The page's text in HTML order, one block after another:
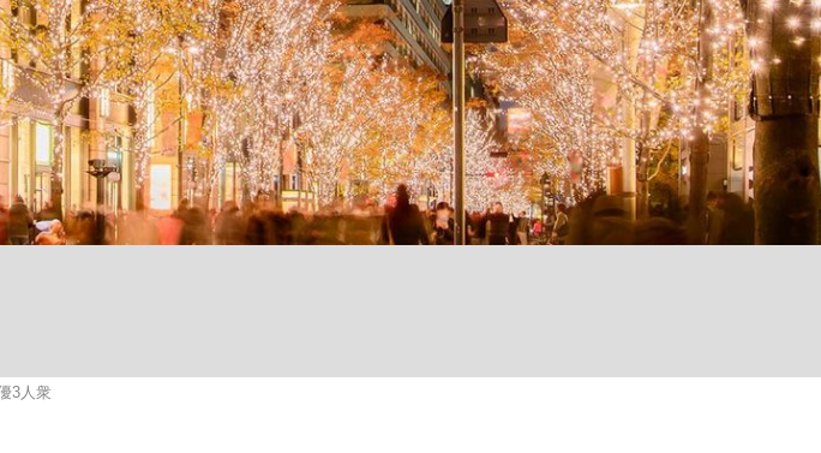
「最悪の空気のまま解散」WBC日本代表“敗戦”の真実 選手が明かす...
観る将棋、読む将棋
#森岡毅 #城彰二 #内田有紀
#松田聖子
3人衆